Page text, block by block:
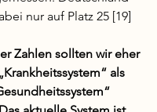
nur auf Platz 25 [19]
Zahlen sollten wir eher
als